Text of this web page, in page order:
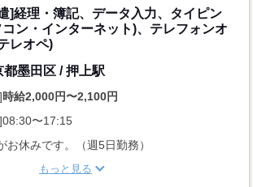
]経理・簿記、データ入力、タイピン
ン・インターネット)、テレフォンオ
レオペ)
都墨田区 / 押上駅
時給2,000円〜2,100円
〜17:15
休みです。（週5日勤務）
もっと見る